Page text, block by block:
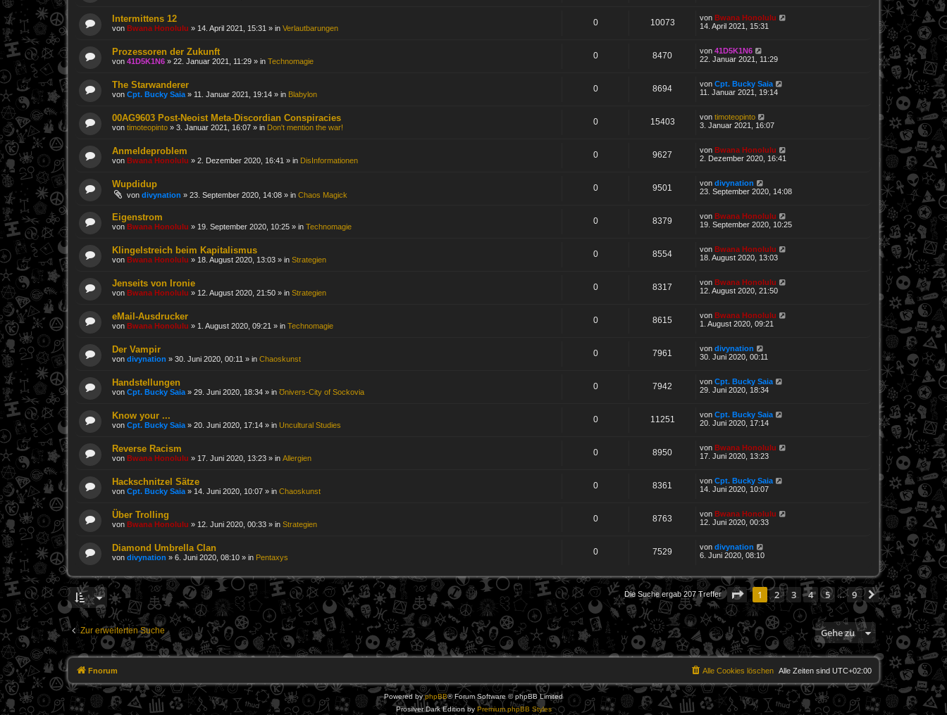
Intermittens 12
von Bwana Honolulu » 14. April 2021, 15:31 » in Verlautbarungen
0 10073 von Bwana Honolulu
14. April 2021, 15:31
Prozessoren der Zukunft
von 41D5K1N6 » 22. Januar 2021, 11:29 » in Technomagie
0 8470 von 41D5K1N6
22. Januar 2021, 11:29
The Starwanderer
von Cpt. Bucky Saia » 11. Januar 2021, 19:14 » in Blabylon
0 8694 von Cpt. Bucky Saia
11. Januar 2021, 19:14
00AG9603 Post-Neoist Meta-Discordian Conspiracies
von timoteopinto » 3. Januar 2021, 16:07 » in Don't mention the war!
0 15403 von timoteopinto
3. Januar 2021, 16:07
Anmeldeproblem
von Bwana Honolulu » 2. Dezember 2020, 16:41 » in DisInformationen
0 9627 von Bwana Honolulu
2. Dezember 2020, 16:41
Wupdidup
von divynation » 23. September 2020, 14:08 » in Chaos Magick
0 9501 von divynation
23. September 2020, 14:08
Eigenstrom
von Bwana Honolulu » 19. September 2020, 10:25 » in Technomagie
0 8379 von Bwana Honolulu
19. September 2020, 10:25
Klingelstreich beim Kapitalismus
von Bwana Honolulu » 18. August 2020, 13:03 » in Strategien
0 8554 von Bwana Honolulu
18. August 2020, 13:03
Jenseits von Ironie
von Bwana Honolulu » 12. August 2020, 21:50 » in Strategien
0 8317 von Bwana Honolulu
12. August 2020, 21:50
eMail-Ausdrucker
von Bwana Honolulu » 1. August 2020, 09:21 » in Technomagie
0 8615 von Bwana Honolulu
1. August 2020, 09:21
Der Vampir
von divynation » 30. Juni 2020, 00:11 » in Chaoskunst
0 7961 von divynation
30. Juni 2020, 00:11
Handstellungen
von Cpt. Bucky Saia » 29. Juni 2020, 18:34 » in Ʊnivers-City of Sockovia
0 7942 von Cpt. Bucky Saia
29. Juni 2020, 18:34
Know your ...
von Cpt. Bucky Saia » 20. Juni 2020, 17:14 » in Uncultural Studies
0 11251 von Cpt. Bucky Saia
20. Juni 2020, 17:14
Reverse Racism
von Bwana Honolulu » 17. Juni 2020, 13:23 » in Allergien
0 8950 von Bwana Honolulu
17. Juni 2020, 13:23
Hackschnitzel Sätze
von Cpt. Bucky Saia » 14. Juni 2020, 10:07 » in Chaoskunst
0 8361 von Cpt. Bucky Saia
14. Juni 2020, 10:07
Über Trolling
von Bwana Honolulu » 12. Juni 2020, 00:33 » in Strategien
0 8763 von Bwana Honolulu
12. Juni 2020, 00:33
Diamond Umbrella Clan
von divynation » 6. Juni 2020, 08:10 » in Pentaxys
0 7529 von divynation
6. Juni 2020, 08:10
Die Suche ergab 207 Treffer Seite1 von9
1 2 3 4 5 … 9 Nächste
Zur erweiterten Suche Gehe zu
Fnorum Alle Zeiten sind UTC+02:00
Alle Cookies löschen
Powered byphpBB® Forum Software © phpBB Limited
Prosilver Dark Edition by Premium phpBB Styles